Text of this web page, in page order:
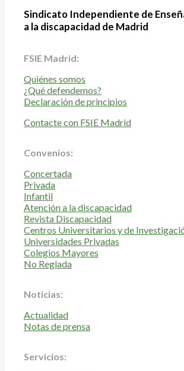
Sindicato Independiente de
a la discapacidad de Madrid
FSIE Madrid:
Quiénes somos
¿Qué defendemos?
Declaración de principios
Contacte con FSIE Madrid
Convenios:
Concertada
Privada
Infantil
Atención a la discapacidad
Revista Discapacidad
Centros Universitarios y de
Universidades Privadas
Colegios Mayores
No Reglada
Noticias:
Actualidad
Notas de prensa
Servicios: